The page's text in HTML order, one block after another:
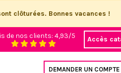
clôturées. Bonnes vacances !
de nos clients: 4,93/5 Accès
DEMANDER UN COMPTE